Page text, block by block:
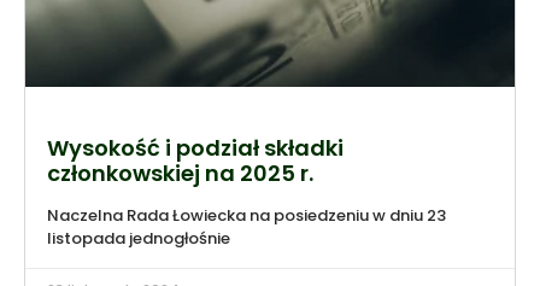
Wysokość i podział składki
członkowskiej na 2025 r.
Naczelna Rada Łowiecka na posiedzeniu w dniu 23
listopada jednogłośnie